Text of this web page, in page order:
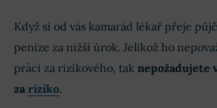
Když si od vás kamarád lékař přeje
peníze za nižší úrok. Jelikož ho
práci za rizikového, tak nepožadujete
za riziko.